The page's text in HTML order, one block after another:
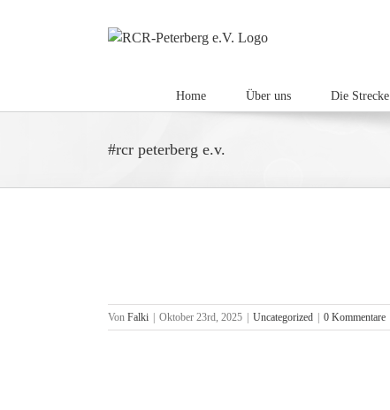
Home Über uns Die Strecke
#rcr peterberg e.v.
Von Falki Oktober 23rd, 2025 Uncategorized 0 Kommentare